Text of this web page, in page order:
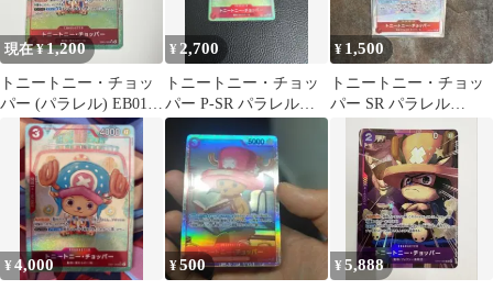
現在 ¥1,200
トニートニー・チョッ
パー (パラレル) EB01-
006
¥ 2,700
トニートニー・チョッ
パー P-SR パラレル
EB01-006
¥ 1,500
トニートニー・チョッ
パー SR パラレル
OP08-007
¥4,000 ¥500 ¥5,888